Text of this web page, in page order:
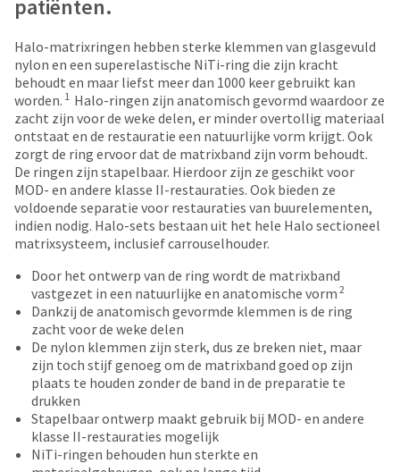
patiënten.
Halo-matrixringen hebben sterke klemmen van glasgevuld
nylon en een superelastische NiTi-ring die zijn kracht
behoudt en maar liefst meer dan 1000 keer gebruikt kan
worden. 1 Halo-ringen zijn anatomisch gevormd waardoor ze
zacht zijn voor de weke delen, er minder overtollig materiaal
ontstaat en de restauratie een natuurlijke vorm krijgt. Ook
zorgt de ring ervoor dat de matrixband zijn vorm behoudt.
De ringen zijn stapelbaar. Hierdoor zijn ze geschikt voor
MOD- en andere klasse II-restauraties. Ook bieden ze
voldoende separatie voor restauraties van buurelementen,
indien nodig. Halo-sets bestaan uit het hele Halo sectioneel
matrixsysteem, inclusief carrouselhouder.
Door het ontwerp van de ring wordt de matrixband
vastgezet in een natuurlijke en anatomische vorm 2
Dankzij de anatomisch gevormde klemmen is de ring
zacht voor de weke delen
De nylon klemmen zijn sterk, dus ze breken niet, maar
zijn toch stijf genoeg om de matrixband goed op zijn
plaats te houden zonder de band in de preparatie te
drukken
Stapelbaar ontwerp maakt gebruik bij MOD- en andere
klasse II-restauraties mogelijk
NiTi-ringen behouden hun sterkte en
The
estimated
ship
date
is
subject
to
change
at
any
time
due
to
item
availability.
You
will
receive
an
order
confirmation
email
and
email
when
link
with
your
account.
If
you
do
not
have
access
to
this
email
will
be
able
to
self-
register,
but
will
need
your
customer